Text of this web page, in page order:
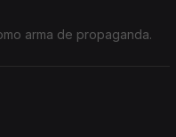
arma de propaganda.